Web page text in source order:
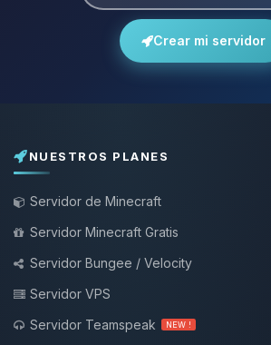
Crear mi servidor
NUESTROS PLANES
Servidor de Minecraft
Servidor Minecraft Gratis
Servidor Bungee / Velocity
Servidor VPS
Servidor Teamspeak
NEW !